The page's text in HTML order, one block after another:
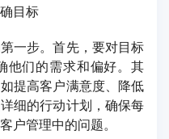
目标
一步。首先，要对目标
他们的需求和偏好。其
提高客户满意度、降低
细的行动计划，确保每
户管理中的问题。